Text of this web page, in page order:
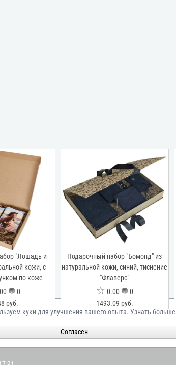
"Лошадь и
кожи, с
по коже
💬 0
руб.
Подарочный набор "Бомонд" из
натуральной кожи, синий, тиснение
"Флаверс"
☆ 0.00 💬 0
1493.09 руб.
куки для улучшения вашего опыта.Узнать больше
Согласен